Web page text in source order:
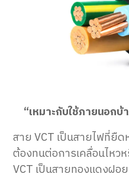
“เหมาะกับใช้ภายนอก
สาย VCT เป็นสายไฟที่ยื
ต้องทนต่อการเคลื่อนไหว
VCT เป็นสายทองแดงฝอ